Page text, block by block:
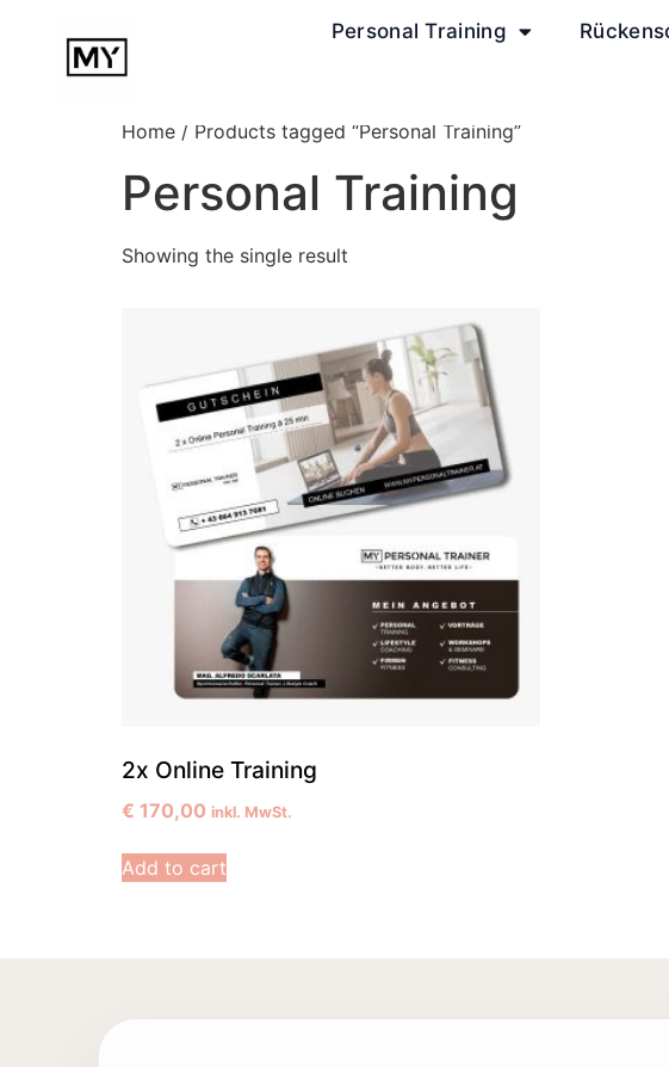
Personal Training
Home / Products tagged “Personal Training”
Personal Training
Showing the single result
2x Online Training
€ 170,00 inkl. MwSt.
Add to cart